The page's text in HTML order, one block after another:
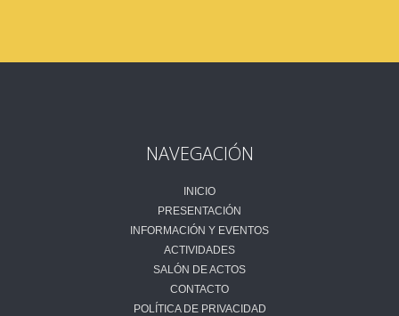
NAVEGACIÓN
INICIO
PRESENTACIÓN
INFORMACIÓN Y EVENTOS
ACTIVIDADES
SALÓN DE ACTOS
CONTACTO
POLÍTICA DE PRIVACIDAD